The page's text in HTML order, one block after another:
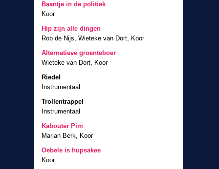
Prijswinnaar rijmwedstrijd
Baantje in de politiek
Koor
Hip zijn alle dingen
Rob de Nijs, Wieteke van Dort, Koor
Alternatieve groenteboer
Wieteke van Dort, Koor
Riedel
Instrumentaal
Trollentrappel
Instrumentaal
Kabouter Pim
Marjan Berk, Koor
Oebele is hupsakee
Koor